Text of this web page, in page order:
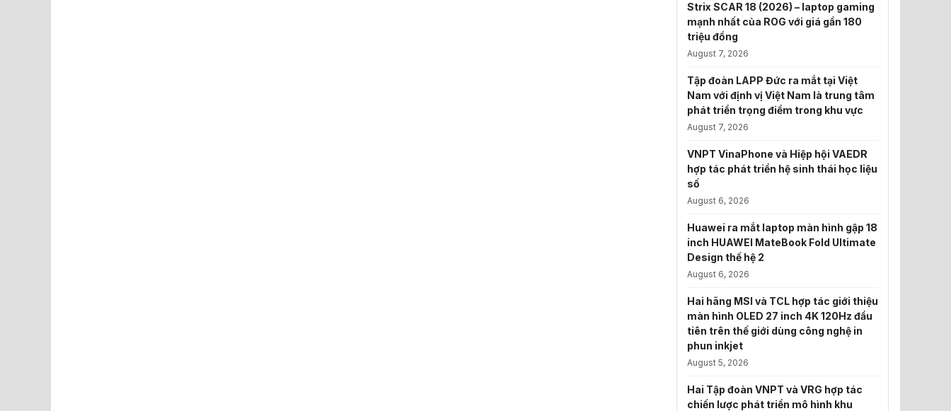
Strix SCAR 18 (2026) – laptop gaming
mạnh nhất của ROG với giá gần 180
triệu đồng
August 7, 2026
Tập đoàn LAPP Đức ra mắt tại Việt
Nam với định vị Việt Nam là trung tâm
phát triển trọng điểm trong khu vực
August 7, 2026
VNPT VinaPhone và Hiệp hội VAEDR
hợp tác phát triển hệ sinh thái học liệu
số
August 6, 2026
Huawei ra mắt laptop màn hình gập 18
inch HUAWEI MateBook Fold Ultimate
Design thế hệ 2
August 6, 2026
Hai hãng MSI và TCL hợp tác giới thiệu
màn hình OLED 27 inch 4K 120Hz đầu
tiên trên thế giới dùng công nghệ in
phun inkjet
August 5, 2026
Hai Tập đoàn VNPT và VRG hợp tác
chiến lược phát triển mô hình khu